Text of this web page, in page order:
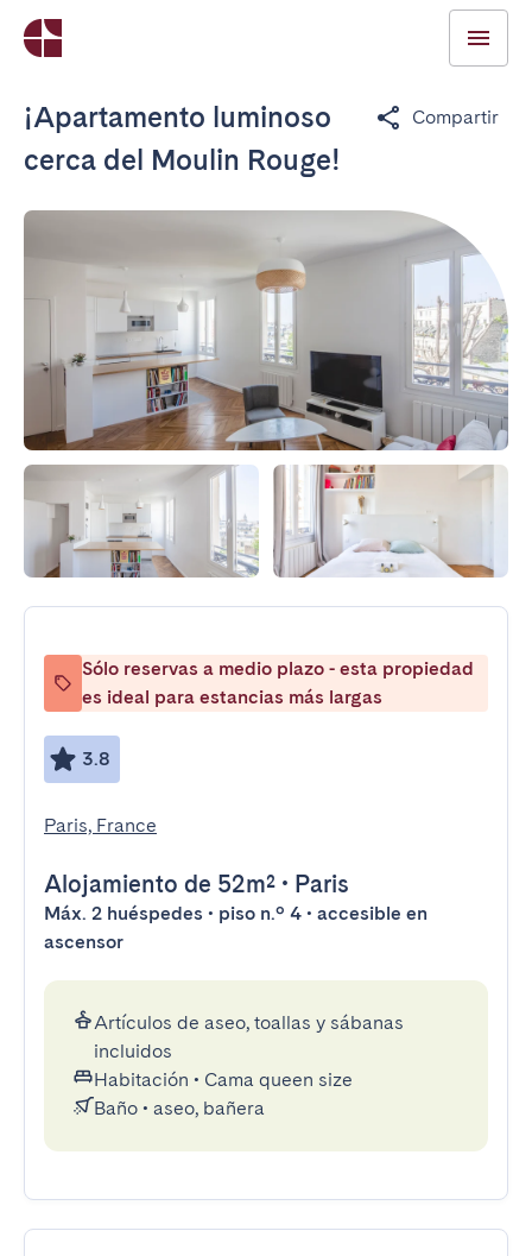
¡Apartamento luminoso
cerca del Moulin Rouge!
Compartir
Sólo reservas a medio plazo - esta propiedad
es ideal para estancias más largas
3.8
Paris, France
Alojamiento de 52m² • Paris
Máx. 2 huéspedes • piso n.º 4 • accesible en
ascensor
Artículos de aseo, toallas y sábanas
incluidos
Habitación • Cama queen size
Baño • aseo, bañera